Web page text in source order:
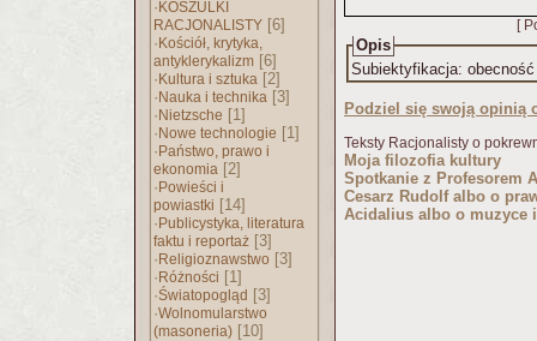
· KOSZULKI
RACJONALISTY [6]
· Kościół, krytyka,
antyklerykalizm [6]
· Kultura i sztuka [2]
· Nauka i technika [3]
· Nietzsche [1]
· Nowe technologie [1]
· Państwo, prawo i
ekonomia [2]
· Powieści i
powiastki [14]
· Publicystyka, literatura
faktu i reportaż [3]
· Religioznawstwo [3]
· Różności [1]
·Światopogląd [3]
·Wolnomularstwo
(masoneria) [10]
[
Opis
Subiektyfikacja:
Podziel się swoją opinią
Teksty Racjonalisty o
Moja filozofia kultury
Spotkanie z Profesorem
Cesarz Rudolf albo o
Acidalius albo o muzyce